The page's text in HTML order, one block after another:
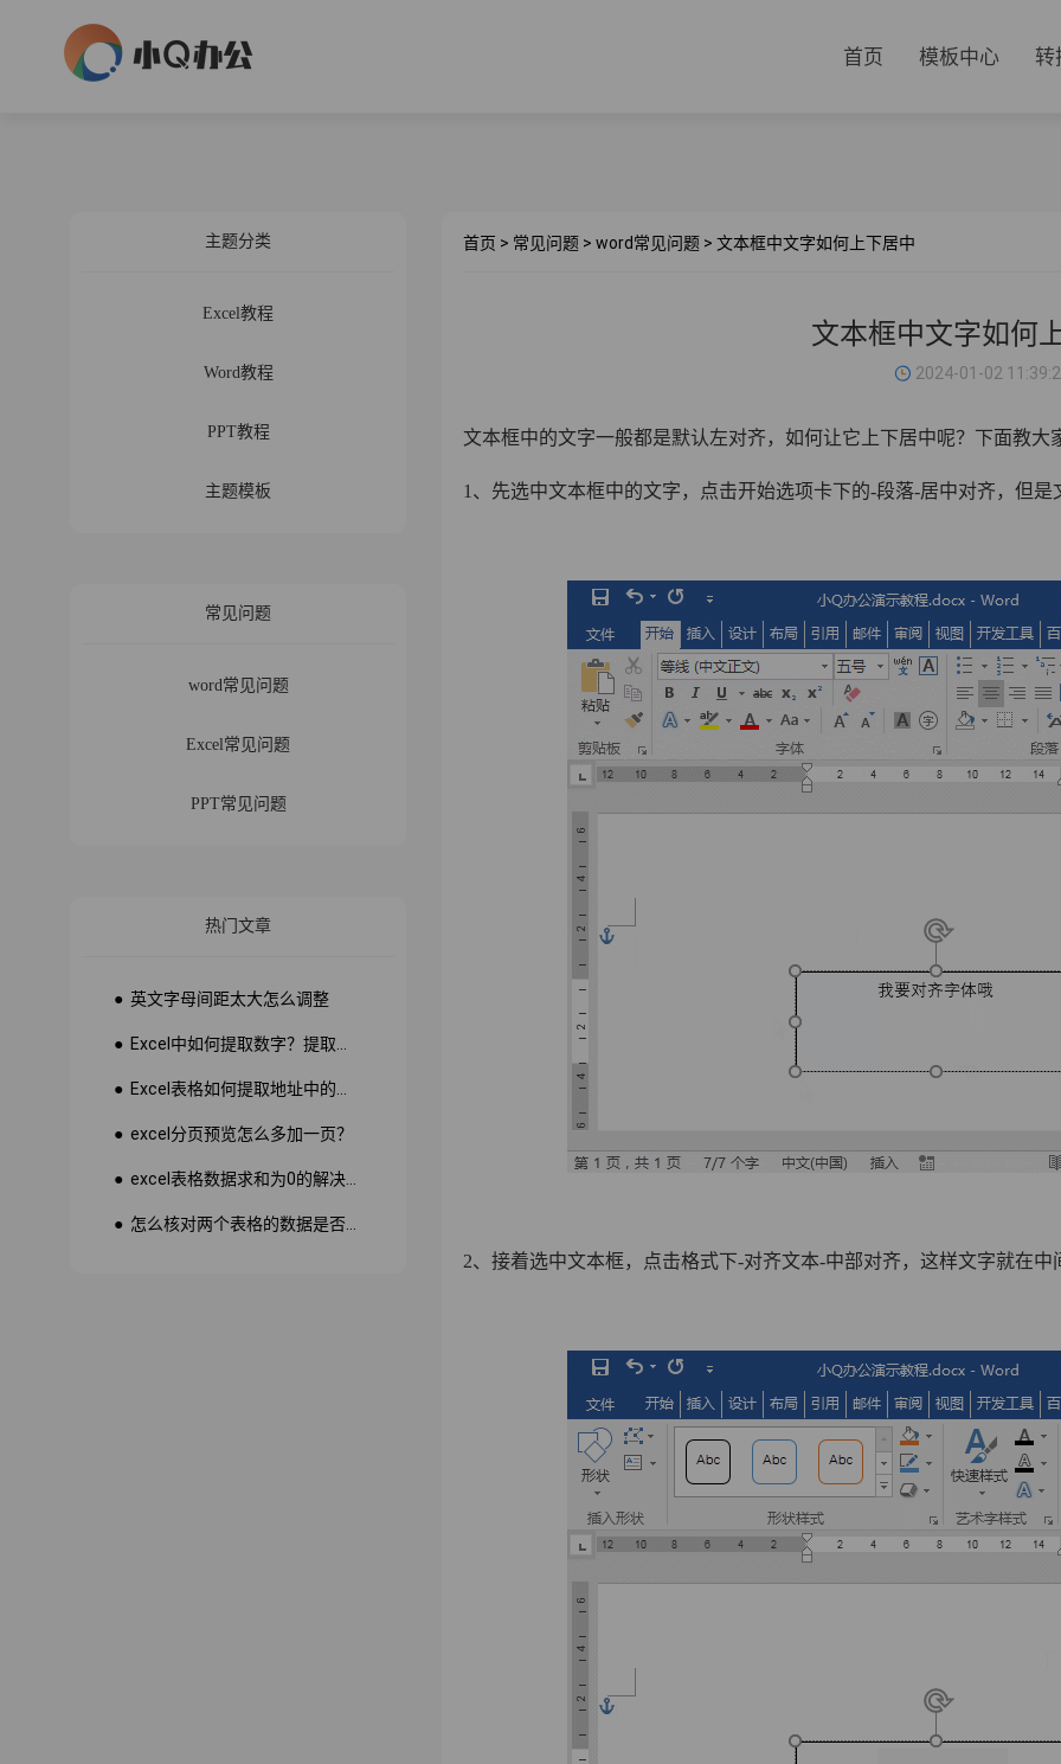
首页 模板中心 转
主题分类
Excel教程
Word教程
PPT教程
主题模板
常见问题
word常见问题
Excel常见问题
PPT常见问题
热门文章
● 英文字母间距太大怎么调整
● excel分页预览怎么多加一页？
首页 > 常见问题 > word常见问题 > 文本框中文字如何上下居中
文本框中文字如何
2024-01-02
文本框中的文字一般都是默认左对齐，如何让它上下居中呢？下面教大
1、先选中文本框中的文字，点击开始选项卡下的-段落-居中对齐，但是
2、接着选中文本框，点击格式下-对齐文本-中部对齐，这样文字就在中